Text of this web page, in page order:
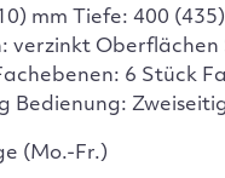
mm Tiefe: 400
verzinkt Oberflächen
6 Stück
Bedienung:
(Mo.-Fr.)